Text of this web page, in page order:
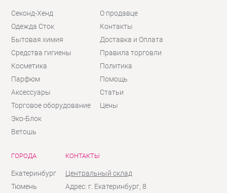
Секонд-Хенд
Одежда Сток
Бытовая химия
Средства гигиены
Косметика
Парфюм
Аксессуары
Торговое оборудование
Эко-Блок
Ветошь
О продавце
Контакты
Доставка и Оплата
Правила торговли
Политика
Помощь
Статьи
Цены
ГОРОДА
Екатеринбург
Тюмень
КОНТАКТЫ
Центральный склад
Адрес: г. Екатеринбург, 8